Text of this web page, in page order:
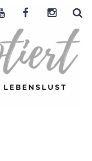
Youtube Facebook